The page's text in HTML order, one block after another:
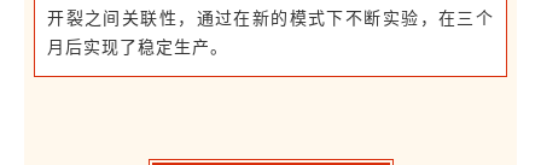
开裂之间关联性，通过在新的模式下不断实验，在三个
月后实现了稳定生产。